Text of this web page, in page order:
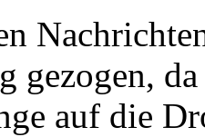
gezogen,
auf die